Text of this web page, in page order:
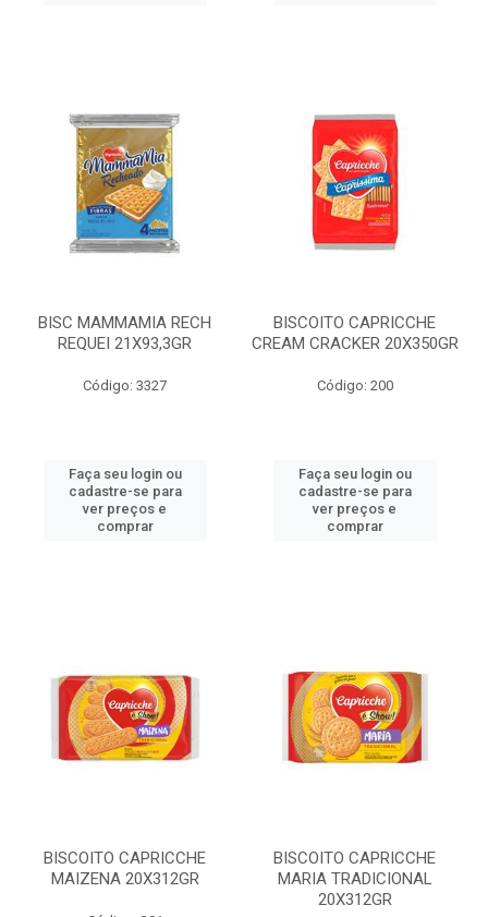
BISC MAMMAMIA RECH
REQUEI 21X93,3GR
Código: 3327
Faça seu login ou
cadastre-se para
ver preços e
comprar
BISCOITO CAPRICCHE
CREAM CRACKER 20X350GR
Código: 200
Faça seu login ou
cadastre-se para
ver preços e
comprar
BISCOITO CAPRICCHE
MAIZENA 20X312GR
BISCOITO CAPRICCHE
MARIA TRADICIONAL
20X312GR